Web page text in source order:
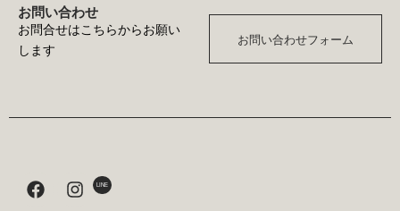
お問い合わせ
お問合せはこちらからお願い
します
お問い合わせフォーム
F
a
I
n LINE